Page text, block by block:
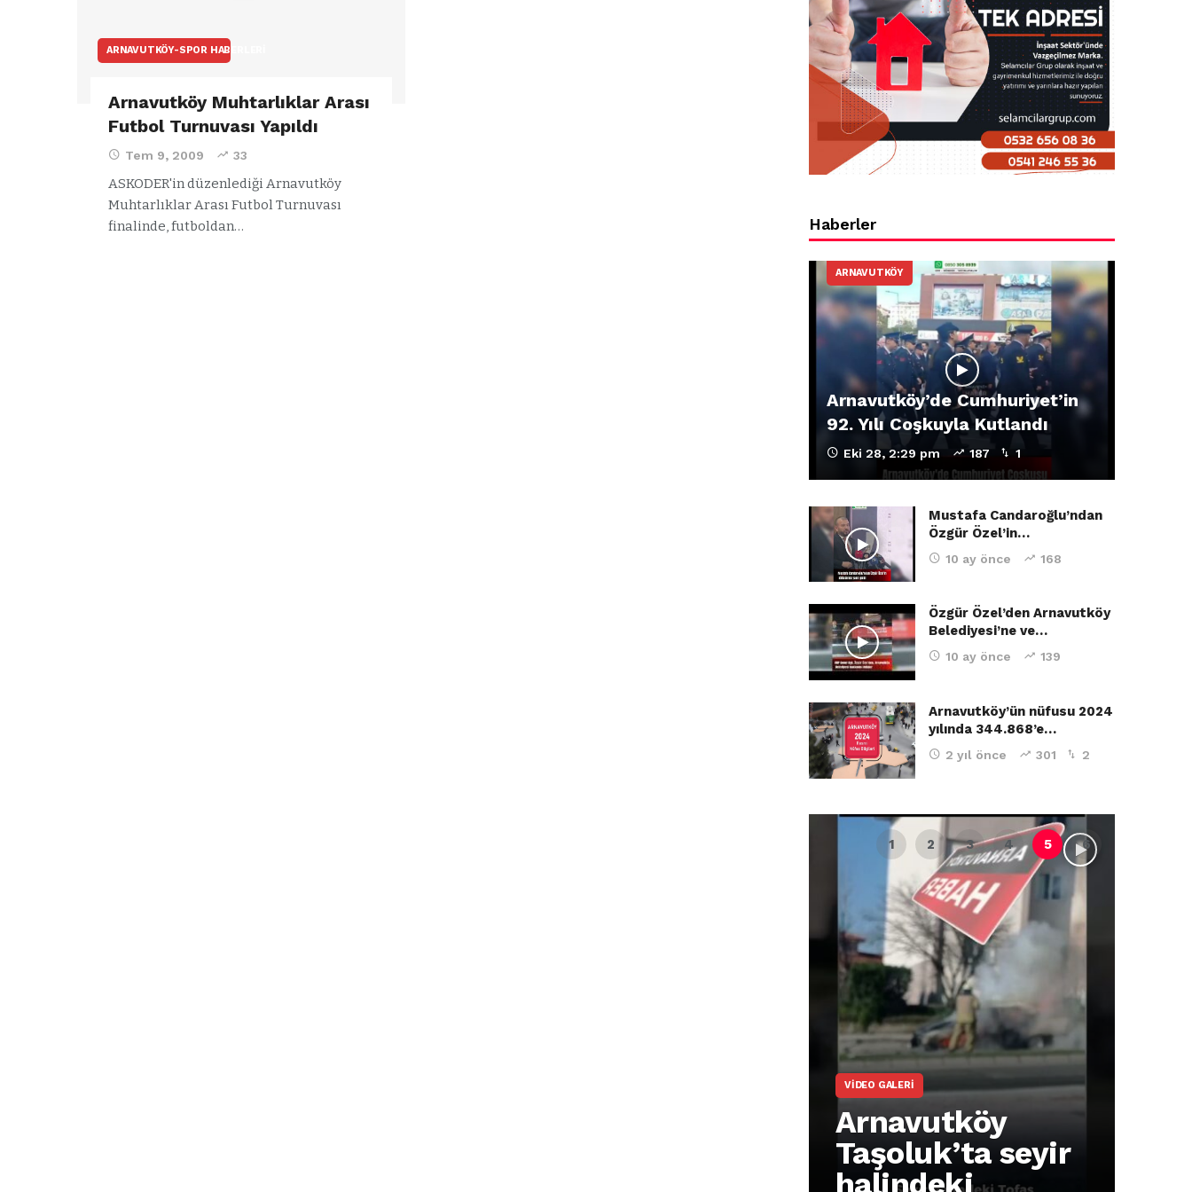
ARNAVUTKÖY-SPOR HABERLERI
Arnavutköy Muhtarlıklar Arası
Futbol Turnuvası Yapıldı
Tem 9, 2009 33
ASKODER'in düzenlediği Arnavutköy
Muhtarlıklar Arası Futbol Turnuvası
finalinde, futboldan…
Haberler
ARNAVUTKÖY
Arnavutköy’de Cumhuriyet’in
92. Yılı Coşkuyla Kutlandı
Eki 28, 2:29 pm 187 1
Mustafa Candaroğlu’ndan
Özgür Özel’in…
10 ay önce 168
Özgür Özel’den Arnavutköy
Belediyesi’ne ve…
10 ay önce 139
Arnavutköy’ün nüfusu 2024
yılında 344.868’e…
2 yıl önce 301 2
VIDEO GALERI
Arnavutköy
Taşoluk’ta seyir
halindeki